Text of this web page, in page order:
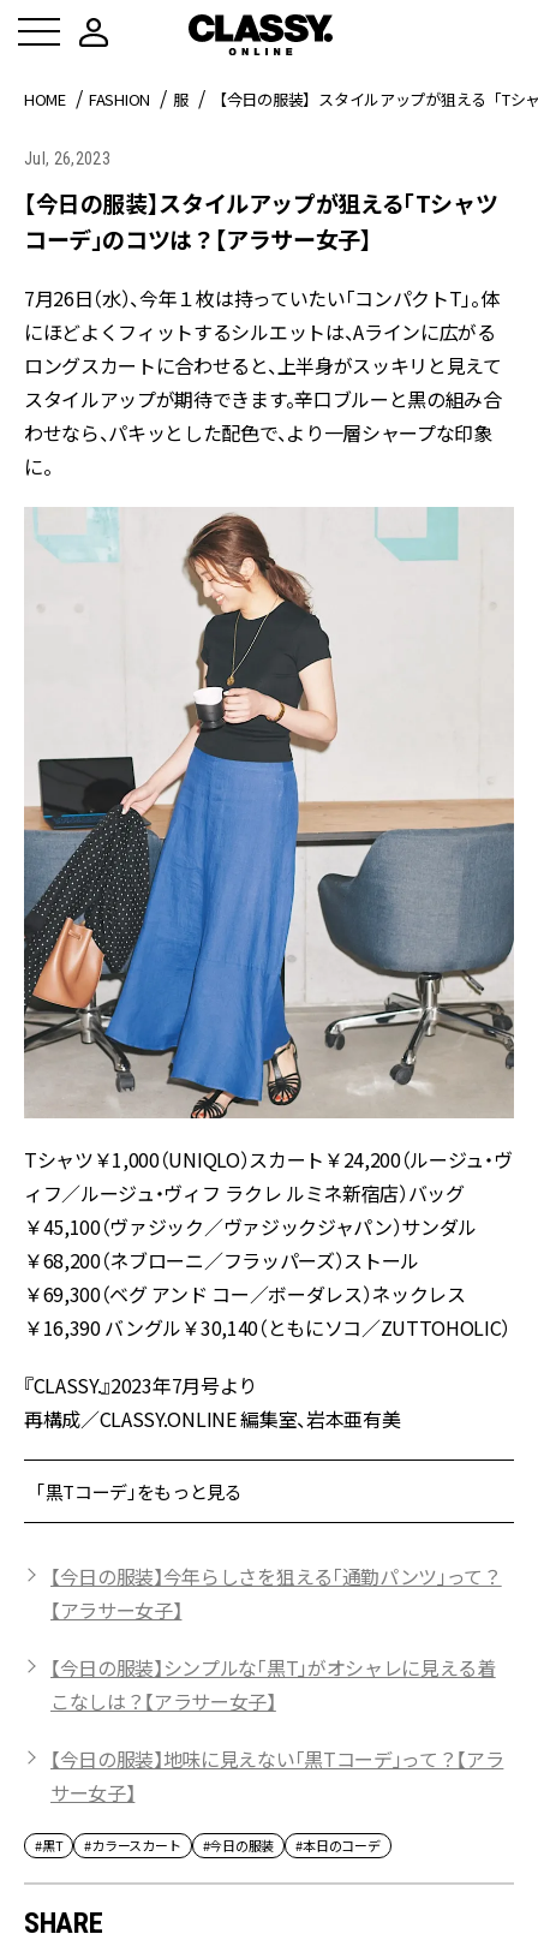
HOME FASHION 服 【今日の服装】スタイルアップが狙える「T
Jul, 26,2023
【今日の服装】スタイルアップが狙える「Tシャツ
コーデ」のコツは？【アラサー女子】
7月26日（水）、今年１枚は持っていたい「コンパクトT」。体
にほどよくフィットするシルエットは、Aラインに広がる
ロングスカートに合わせると、上半身がスッキリと見えて
スタイルアップが期待できます。辛口ブルーと黒の組み合
わせなら、パキッとした配色で、より一層シャープな印象
に。
Tシャツ￥1,000（UNIQLO）スカート￥24,200（ルージュ・ヴ
ィフ／ルージュ・ヴィフ ラクレ ルミネ新宿店）バッグ
￥45,100（ヴァジック／ヴァジックジャパン）サンダル
￥68,200（ネブローニ／フラッパーズ）ストール
￥69,300（ベグ アンド コー／ボーダレス）ネックレス
￥16,390 バングル￥30,140（ともにソコ／ZUTTOHOLIC）
『CLASSY.』2023年7月号より
再構成／CLASSY.ONLINE 編集室、岩本亜有美
「黒Tコーデ」をもっと見る
【今日の服装】今年らしさを狙える「通勤パンツ」って？
【アラサー女子】
【今日の服装】シンプルな「黒T」がオシャレに見える着
こなしは？【アラサー女子】
【今日の服装】地味に見えない「黒Tコーデ」って？【アラ
サー女子】
#黒T #カラースカート #今日の服装 #本日のコーデ
SHARE